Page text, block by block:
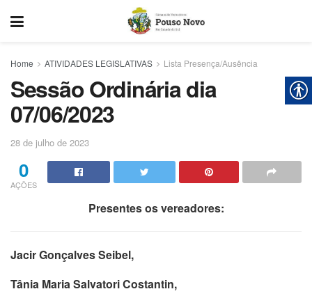
Home ATIVIDADES LEGISLATIVAS Lista Presença/Ausência
Sessão Ordinária dia
07/06/2023
28 de julho de 2023
0
AÇÕES
Presentes os vereadores:
Jacir Gonçalves Seibel,
Tânia Maria Salvatori Costantin,